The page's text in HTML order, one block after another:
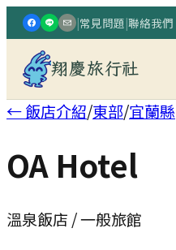
|常見問題|聯絡我們
翔慶旅行社
← 飯店介紹/東部/宜蘭縣
OA Hotel
溫泉飯店 / 一般旅館